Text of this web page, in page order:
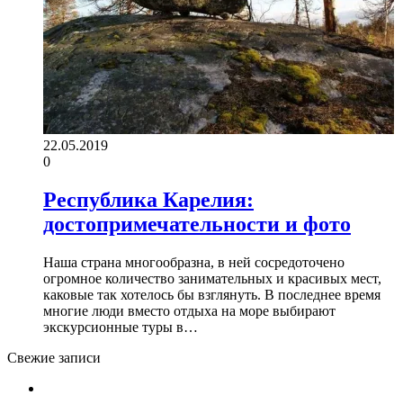
22.05.2019
0
Республика Карелия:
достопримечательности и фото
Наша страна многообразна, в ней сосредоточено
огромное количество занимательных и красивых мест,
каковые так хотелось бы взглянуть. В последнее время
многие люди вместо отдыха на море выбирают
экскурсионные туры в…
Свежие записи